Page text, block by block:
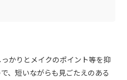
かりとメイクのポイント等を抑
、短いながらも見ごたえのある